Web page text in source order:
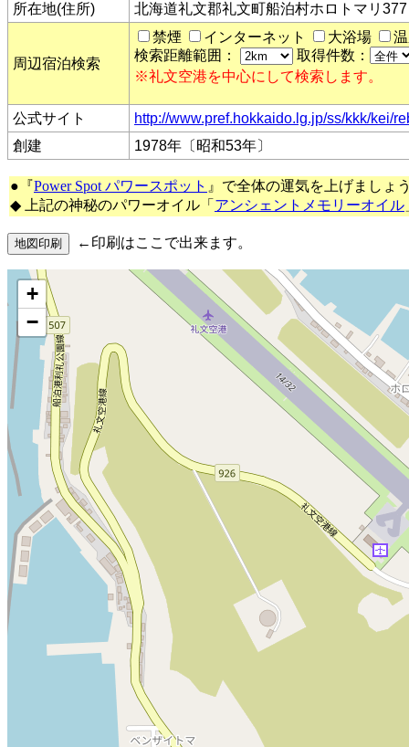
所在地(住所)
北海道礼文郡礼文町船泊村ホロトマリ377
周辺宿泊検索
禁煙 インターネット 大浴場
検索距離範囲：
取得件数：
※礼文空港を中心にして検索します。
公式サイト
http://www.pref.hokkaido.lg.jp/ss/kkk/kei/
創建
1978年〔昭和53年〕
●『Power Spot パワースポット 』で全体の運気を上げましょ
◆ 上記の神秘のパワーオイル「 アンシェントメモリーオイル
←印刷はここで出来ます。
+
−